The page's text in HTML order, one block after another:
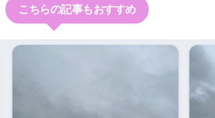
こちらの記事もおすすめ